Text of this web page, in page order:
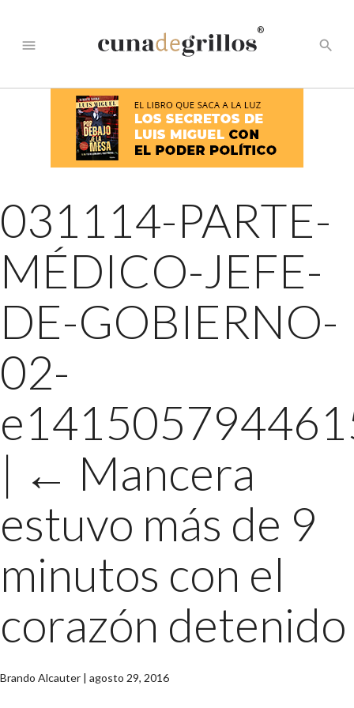
menu
®
search
031114-PARTE-
MÉDICO-JEFE-
DE-GOBIERNO-
02-
| ← Mancera
estuvo más de 9
minutos con el
corazón detenido
Brando Alcauter | agosto 29, 2016